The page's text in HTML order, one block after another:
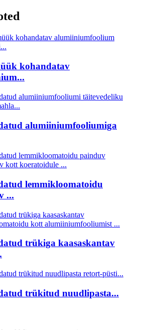
kohandatav
alumiiniumfooliumiga
lemmikloomatoidu
...
trükiga kaasaskantav
trükitud nuudlipasta...